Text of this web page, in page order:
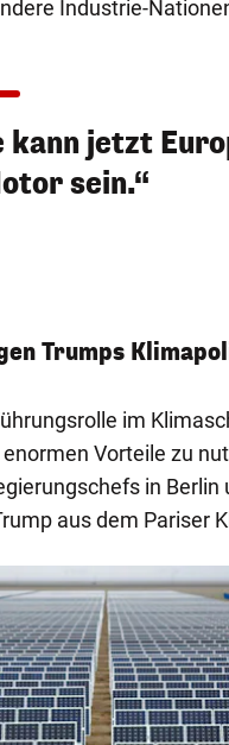
Industrie-
kann jetzt
sein.“
Trumps
im
Vorteile zu
in
aus dem Pariser